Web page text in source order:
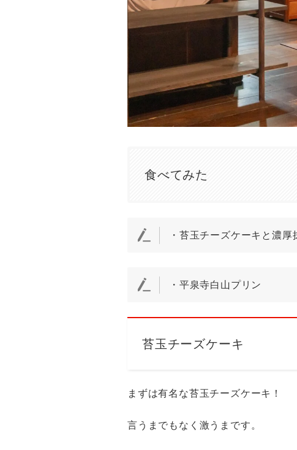
食べてみた
・苔玉チーズケーキと濃厚
・平泉寺白山プリン
苔玉チーズケーキ
まずは有名な苔玉チーズケーキ！
言うまでもなく激うまです。